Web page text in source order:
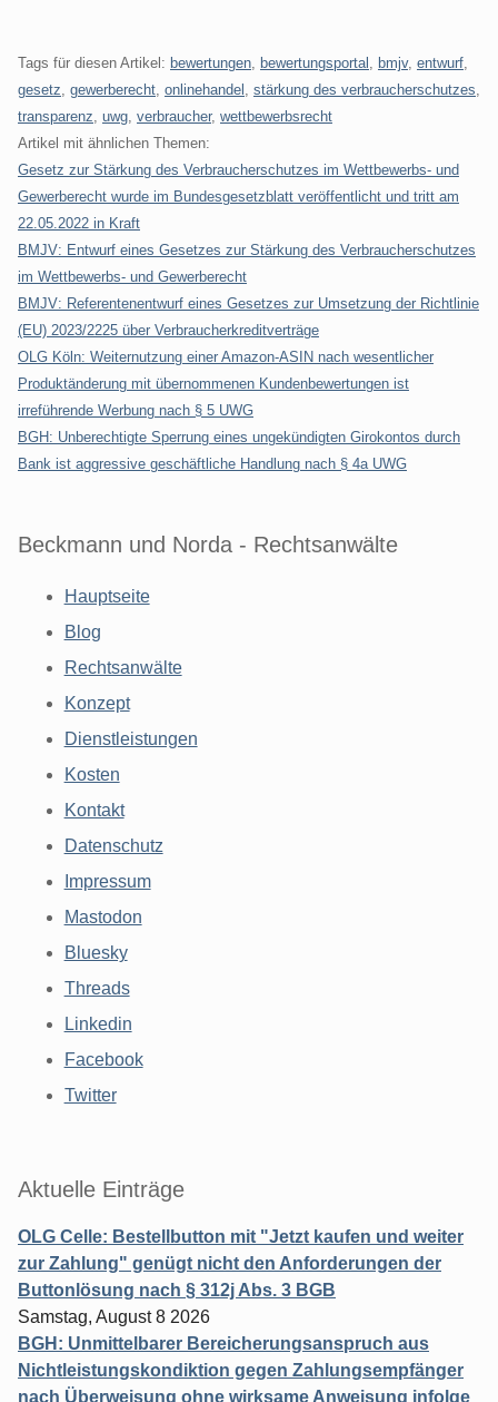
Tags für diesen Artikel: bewertungen bewertungsportal bmjv, entwurf
gesetz gewerberecht onlinehandel stärkung des verbraucherschutzes
transparenz uwg verbraucher, wettbewerbsrecht
Artikel mit ähnlichen Themen:
Gesetz zur Stärkung des Verbraucherschutzes im Wettbewerbs- und
Gewerberecht wurde im Bundesgesetzblatt veröffentlicht und tritt am
22.05.2022 in Kraft
BMJV: Entwurf eines Gesetzes zur Stärkung des Verbraucherschutzes
im Wettbewerbs- und Gewerberecht
BMJV: Referentenentwurf eines Gesetzes zur Umsetzung der Richtlinie
(EU) 2023/2225 über Verbraucherkreditverträge
OLG Köln: Weiternutzung einer Amazon-ASIN nach wesentlicher
Produktänderung mit übernommenen Kundenbewertungen ist
irreführende Werbung nach § 5 UWG
BGH: Unberechtigte Sperrung eines ungekündigten Girokontos durch
Bank ist aggressive geschäftliche Handlung nach § 4a UWG
Beckmann und Norda - Rechtsanwälte
Hauptseite
Blog
Rechtsanwälte
Konzept
Dienstleistungen
Kosten
Kontakt
Datenschutz
Impressum
Mastodon
Bluesky
Threads
Linkedin
Facebook
Twitter
Aktuelle Einträge
OLG Celle: Bestellbutton mit "Jetzt kaufen und weiter
zur Zahlung" genügt nicht den Anforderungen der
Buttonlösung nach § 312j Abs. 3 BGB
Samstag, August 8 2026
BGH: Unmittelbarer Bereicherungsanspruch aus
Nichtleistungskondiktion gegen Zahlungsempfänger
nach Überweisung ohne wirksame Anweisung infolge